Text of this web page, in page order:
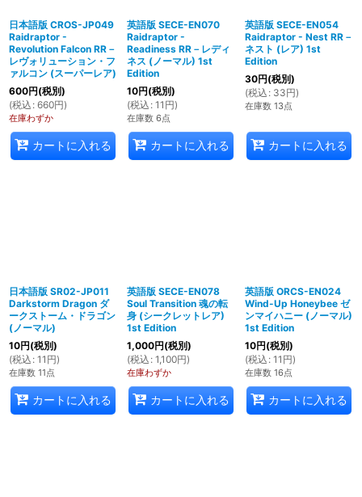
日本語版 CROS-JP049
Raidraptor -
Revolution Falcon RR－
レヴォリューション・フ
ァルコン (スーパーレア)
600円(税別)
(税込 : 660円)
在庫わずか
カートに入れる
英語版 SECE-EN070
Raidraptor -
Readiness RR－レディ
ネス (ノーマル) 1st
Edition
10円(税別)
(税込 : 11 円)
在庫数 6点
カートに入れる
英語版 SECE-EN054
Raidraptor - Nest RR－
ネスト (レア) 1st
Edition
30円(税別)
(税込 : 33円)
在庫数 13点
カートに入れる
日本語版 SR02-JP011
Darkstorm Dragon ダ
ークストーム・ドラゴン
(ノーマル)
10円(税別)
(税込 : 11 円)
在庫数 11点
カートに入れる
英語版 SECE-EN078
Soul Transition 魂の転
身 (シークレットレア)
1st Edition
1,000円(税別)
(税込 : 1,100円)
在庫わずか
カートに入れる
英語版 ORCS-EN024
Wind-Up Honeybee ゼ
ンマイハニー (ノーマル)
1st Edition
10円(税別)
(税込 : 11 円)
在庫数 16点
カートに入れる